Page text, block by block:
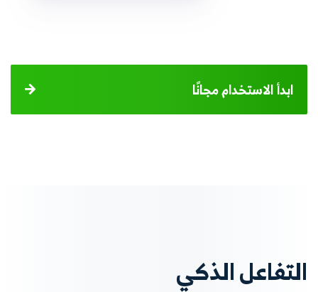
ابدأ الاستخدام مجانًا
التفاعل الذكي